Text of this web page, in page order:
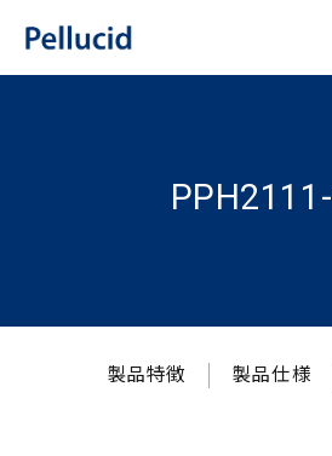
製品特徴 製品仕様